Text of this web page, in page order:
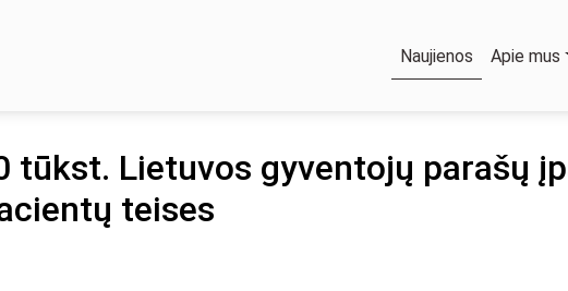
Naujienos Apie mus
tūkst. Lietuvos gyventojų parašų
teises